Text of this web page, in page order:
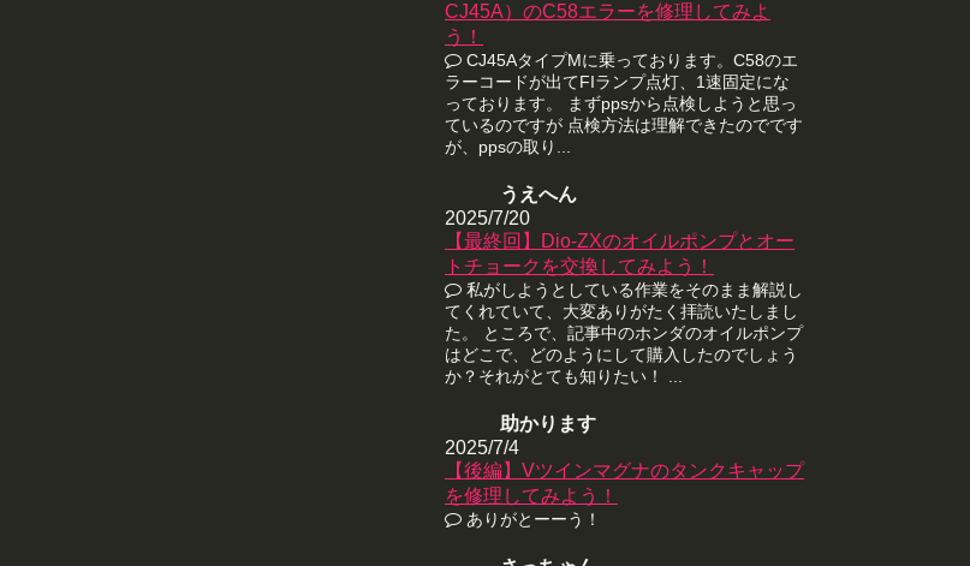
CJ45A）のC58エラーを修理してみよ
う！
CJ45AタイプMに乗っております。C58のエ
ラーコードが出てFIランプ点灯、1速固定にな
っております。 まずppsから点検しようと思っ
ているのですが 点検方法は理解できたのでです
が、ppsの取り...
うえへん
2025/7/20
【最終回】Dio-ZXのオイルポンプとオー
トチョークを交換してみよう！
私がしようとしている作業をそのまま解説し
てくれていて、大変ありがたく拝読いたしまし
た。 ところで、記事中のホンダのオイルポンプ
はどこで、どのようにして購入したのでしょう
か？それがとても知りたい！ ...
助かります
2025/7/4
【後編】Vツインマグナのタンクキャップ
を修理してみよう！
ありがとーーう！